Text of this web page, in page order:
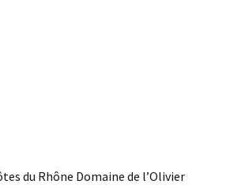
du Rhône Domaine de l’Olivier